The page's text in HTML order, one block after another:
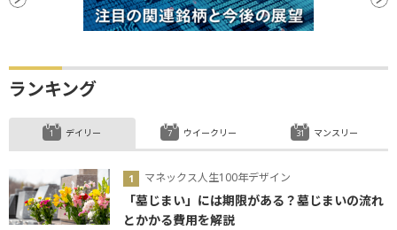
ランキング
デイリー
マネックス人生100年デザイン
「墓じまい」には期限がある？墓じまいの流れ
とかかる費用を解説
ウイークリー マンスリー